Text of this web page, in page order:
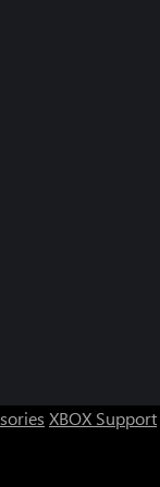
XBOX Support